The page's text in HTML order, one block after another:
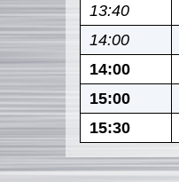
13:40
14:00
14:00
15:00
15:30